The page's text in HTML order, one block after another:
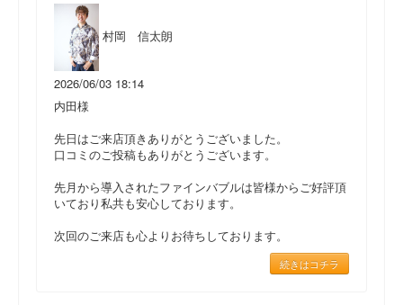
村岡 信太朗
2026/06/03 18:14
内田様
先日はご来店頂きありがとうございました。
口コミのご投稿もありがとうございます。
先月から導入されたファインバブルは皆様からご好評頂
いており私共も安心しております。
次回のご来店も心よりお待ちしております。
続きはコチラ